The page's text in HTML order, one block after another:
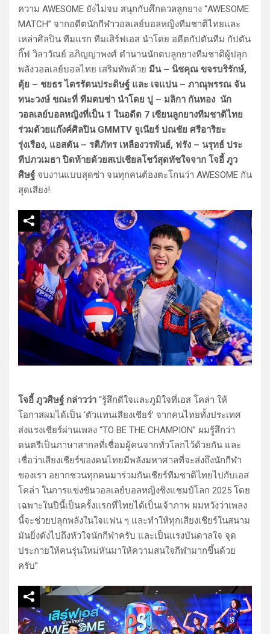
ความ AWESOME ยังไม่จบ สนุกกับศึกดวลลูกยาง “AWESOME
MATCH” จากอดีตนักกีฬาวอลเลย์บอลหญิงทีมชาติไทยและ
เหล่าศิลปิน ทีมแรก ทีมเสิร์ฟเอส นำโดย อดีตกัปตันทีม กัปตัน
กิ๊ฟ วิลาวัณย์ อภิญญาพงศ์ ตำนานนักตบลูกยางทีมชาติผู้ปลุก
พลังวอลเลย์บอลไทย เสริมทัพด้วย มีน – นิชคุณ ขจรบริรักษ์,
ตุ้ย – ชยธร ไตรรัตนประดิษฐ์ และ เจแปน – ภาณุพรรณ จัน
ทนะวงษ์ ขณะที่ ทีมตบซ่า นำโดย ปู – มลิกา กันทอง นัก
วอลเลย์บอลหญิงที่เป็น 1 ในอดีต 7 เซียนลูกยางทีมชาติ​ไทย
ร่วมด้วยแก๊งค์ศิลปิน GMMTV จูเนียร์ ปณชัย ศรีอาริยะ
รุ่งเรือง, แอสตัน – รติภัทร เหลืองวรพันธ์, ฟรัง – นรุทธ์ ประ
ทีปภวเมธา ปิดท้ายด้วยสเปเชียลโชว์สุดทัชใจจาก โจอี้ ภูว
ศิษฐ์ จบงานแบบสุดซ่า จนทุกคนต้องตะโกนว่า AWESOME กัน
สุดเสียง!
โจอี้ ภูวศิษฐ์ กล่าวว่า “รู้สึกดีใจและภูมิใจที่เอส โคล่า ให้
โอกาสผมได้เป็น ‘ตัวแทนเสียงเชียร์’ จากคนไทยทั้งประเทศ
ส่งแรงเชียร์ผ่านเพลง “TO BE THE CHAMPION” ผมรู้สึกว่า
ดนตรีเป็นภาษาสากลที่เชื่อมผู้คนจากทั่วโลกไว้ด้วยกัน และ
เชื่อว่าเสียงเชียร์ของคนไทยมีพลังมหาศาลที่จะส่งถึงนักกีฬา
ของเรา อยากชวนทุกคนมาร่วมกันเชียร์ทีมชาติไทยไปกับเอส
โคล่า ในการแข่งขันวอลเลย์บอลหญิงชิงแชมป์โลก 2025 โดย
เฉพาะในปีนี้เป็นครั้งแรกที่ไทยได้เป็นเจ้าภาพ ผมหวังว่าเพลง
นี้จะช่วยปลุกพลังในใจแฟน ๆ และทำให้ทุกเสียงเชียร์ในสนาม
มันยิ่งดังไปถึงหัวใจนักกีฬาครับ และเป็นแรงบันดาลใจ จุด
ประกายให้คนรุ่นใหม่หันมาให้ความสนใจกีฬามากขึ้นด้วย
ครับ”